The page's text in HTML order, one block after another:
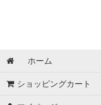
ホーム
ショッピングカート